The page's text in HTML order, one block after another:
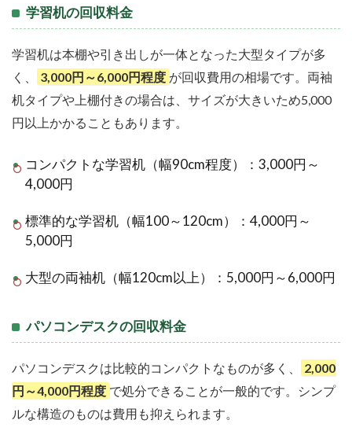
学習机の回収料金
学習机は本棚や引き出しが一体となった大型タイプが多
く、
3,000円～6,000円程度 が回収費用の相場です。両袖
机タイプや上棚付きの場合は、サイズが大きいため5,000
円以上かかることもあります。
コンパクトな学習机（幅90cm程度）：3,000円～
4,000円
標準的な学習机（幅100～120cm）：4,000円～
5,000円
大型の両袖机（幅120cm以上）：5,000円～6,000円
パソコンデスクの回収料金
パソコンデスクは比較的コンパクトなものが多く、
2,000
円～4,000円程度 で処分できることが一般的です。シンプ
ルな構造のものは費用も抑えられます。